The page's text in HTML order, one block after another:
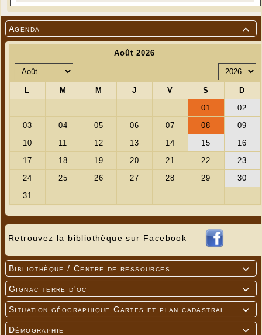

Agenda
Retrouvez la bibliothèque sur Facebook

Bibliothèque / Centre de ressources

Gignac terre d'oc

Situation géographique Cartes et plan cadastral

Démographie
---
Tarifs :
Entrée adulte : 6€
Entrée jeunes (- de 25 ans) : 3€
infos sur la carte de soutien à CinéLot )
Pass Culture (sous conditions d'éligibilité) : 6